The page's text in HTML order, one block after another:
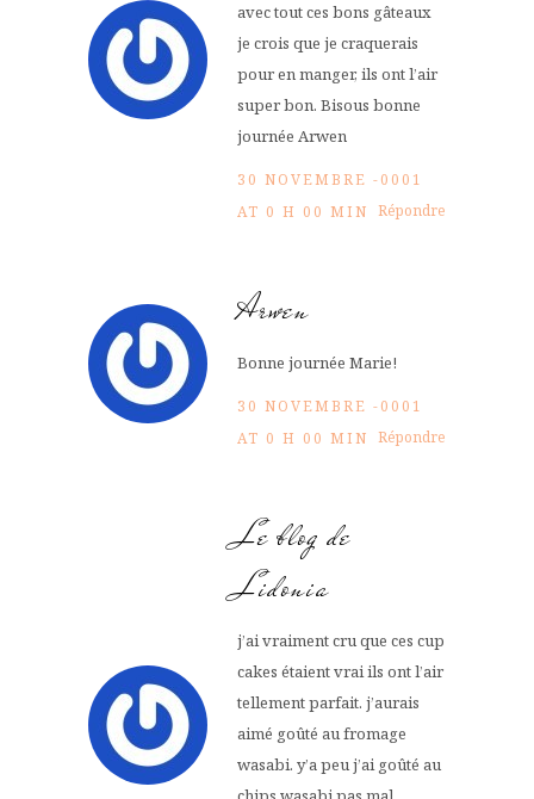
avec tout ces bons gâteaux
je crois que je craquerais
pour en manger, ils ont l’air
super bon. Bisous bonne
journée Arwen
30 NOVEMBRE -0001
AT 0 H 00 MIN Répondre
Arwen
Bonne journée Marie!
30 NOVEMBRE -0001
AT 0 H 00 MIN Répondre
Le blog de
Lidonia
j’ai vraiment cru que ces cup
cakes étaient vrai ils ont l’air
tellement parfait. j’aurais
aimé goûté au fromage
wasabi. y’a peu j’ai goûté au